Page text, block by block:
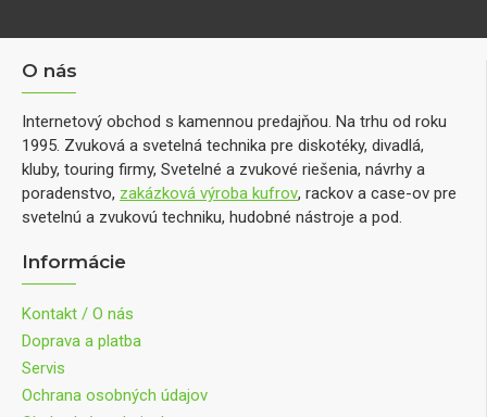
O nás
Internetový obchod s kamennou predajňou. Na trhu od roku
1995. Zvuková a svetelná technika pre diskotéky, divadlá,
kluby, touring firmy, Svetelné a zvukové riešenia, návrhy a
poradenstvo, zakázková výroba kufrov, rackov a case-ov pre
svetelnú a zvukovú techniku, hudobné nástroje a pod.
Informácie
Kontakt / O nás
Doprava a platba
Servis
Ochrana osobných údajov